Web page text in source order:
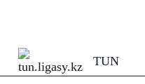
TUN